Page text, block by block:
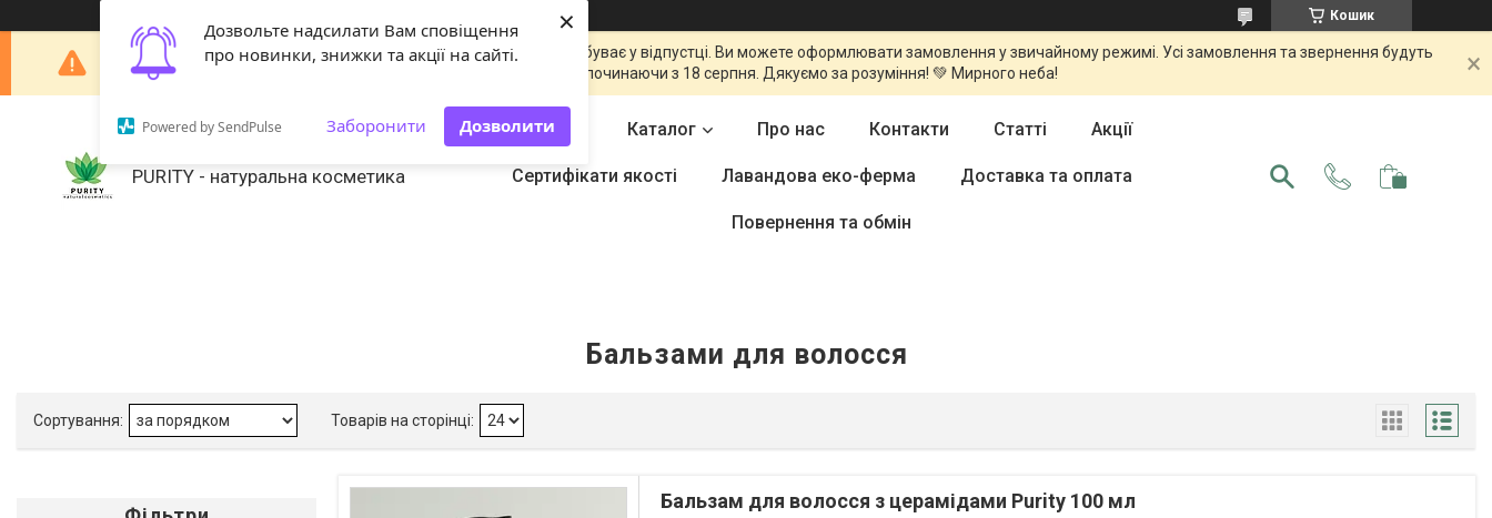
Дозвольте надсилати Вам сповіщення
про новинки, знижки та акції на сайті.
Powered by SendPulse Заборонити Дозволити
× Кошик
Шановні покупці! З 29 липня по 18 серпня наша команда перебуває у відпустці. Ви можете оформлювати замовлення у звичайному режимі. Усі замовлення та звернення будуть
оброблені починаючи з 18 серпня. Дякуємо за розуміння! 💚 Мирного неба!
PURITY - натуральна косметика
Головна Каталог Про нас Контакти Статті Акції
Сертифікати якості Лавандова еко-ферма Доставка та оплата
Повернення та обмін
Бальзами для волосся
Бальзам для волосся з церамідами Purity 100 мл